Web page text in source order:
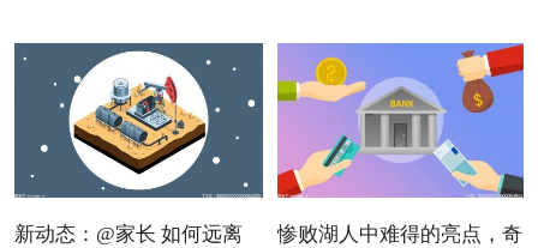
新动态：@家长 如何远离
惨败湖人中难得的亮点，奇